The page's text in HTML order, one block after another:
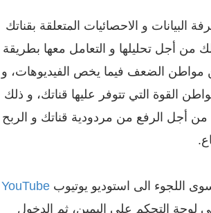
البيانات و الاحصائيات المتعلقة بقناتك
من أجل تحليلها و التعامل معها بطريقة
الضعف فيما يخص الفيديوهات، و
القوة التي تتوفر عليها قناتك، و ذلك
من أجل الرفع من مردودية قناتك و الربح
اللجوء الى استوديو يوتيوب YouTube
لوحة التحكم على اليمين، ثم الدخول